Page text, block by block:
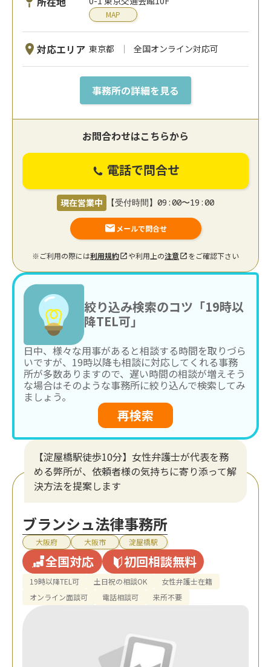
MAP
対応エリア 東京都 全国オンライン対応可
事務所の詳細を見る
お問合わせはこちらから
電話で問合せ
現在営業中 【受付時間】09:00〜19:00
メールで問合せ
※ご利用の際には利用規約 や利用上の注意 をご確認下さい
絞り込み検索のコツ「19時以
降TEL可」
日中、様々な用事があると相談する時間を取りづら
いですが、19時以降も相談に対応してくれる事務
所が多数ありますので、遅い時間の相談が増えそう
な場合はそのような事務所に絞り込んで検索してみ
ましょう。
再検索
【淀屋橋駅徒歩10分】女性弁護士が代表を務
める弊所が、依頼者様の気持ちに寄り添って解
決方法を提案します
ブランシュ法律事務所
大阪府 大阪市 淀屋橋駅
全国対応 初回相談無料
19時以降TEL可 土日祝の相談OK
女性弁護士在籍
オンライン面談可
電話相談可 来所不要